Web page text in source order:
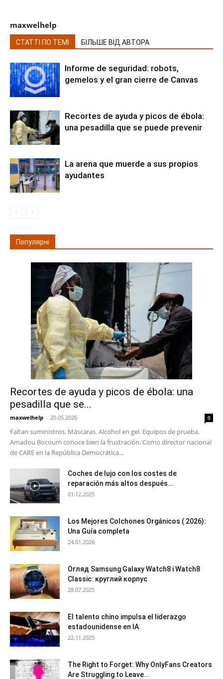
maxwelhelp
СТАТТІ ПО ТЕМІ БІЛЬШЕ ВІД АВТОРА
Informe de seguridad: robots,
gemelos y el gran cierre de Canvas
Recortes de ayuda y picos de ébola:
una pesadilla que se puede prevenir
La arena que muerde a sus propios
ayudantes
Популярні
Recortes de ayuda y picos de ébola: una
pesadilla que se...
maxwelhelp - 20.05.2026 0
Faltan suministros. Máscaras. Alcohol en gel. Equipos de prueba.
Amadou Bocoum conoce bien la frustración. Como director nacional
de CARE en la República Democrática...
Coches de lujo con los costes de
reparación más altos después...
01.12.2025
Los Mejores Colchones Orgánicos ( 2026):
Una Guía completa
24.01.2026
Огляд Samsung Galaxy Watch8 і Watch8
Classic: круглий корпус
28.07.2025
El talento chino impulsa el liderazgo
estadounidense en IA
22.11.2025
The Right to Forget: Why OnlyFans Creators
Are Struggling to Leave...